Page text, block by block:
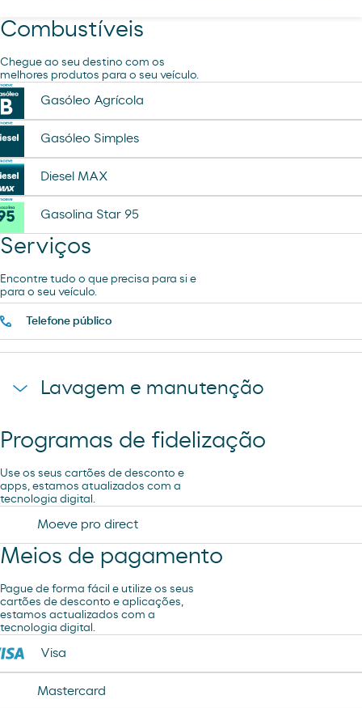
Combustíveis
Chegue ao seu destino com os
melhores produtos para o seu veículo.
Gasóleo Agrícola
Gasóleo Simples
Diesel MAX
Gasolina Star 95
Serviços
Encontre tudo o que precisa para si e
para o seu veículo.
Telefone público
Lavagem e manutenção
Lavagem Manual – Jet Wash
Programas de fidelização
Use os seus cartões de desconto e
apps, estamos atualizados com a
tecnologia digital.
Moeve pro direct
Meios de pagamento
Pague de forma fácil e utilize os seus
cartões de desconto e aplicações,
estamos actualizados com a
tecnologia digital.
Visa
Mastercard